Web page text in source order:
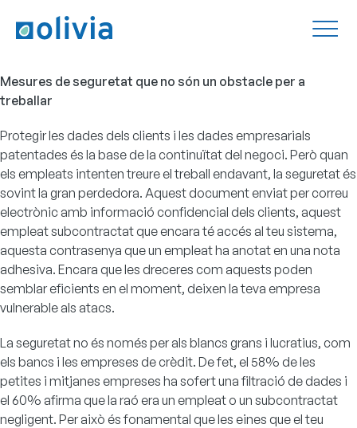
Mesures de seguretat que no són un obstacle per a
treballar
Protegir les dades dels clients i les dades empresarials
patentades és la base de la continuïtat del negoci. Però quan
els empleats intenten treure el treball endavant, la seguretat és
sovint la gran perdedora. Aquest document enviat per correu
electrònic amb informació confidencial dels clients, aquest
empleat subcontractat que encara té accés al teu sistema,
aquesta contrasenya que un empleat ha anotat en una nota
adhesiva. Encara que les dreceres com aquests poden
semblar eficients en el moment, deixen la teva empresa
vulnerable als atacs.
La seguretat no és només per als blancs grans i lucratius, com
els bancs i les empreses de crèdit. De fet, el 58% de les
petites i mitjanes empreses ha sofert una filtració de dades i
el 60% afirma que la raó era un empleat o un subcontractat
negligent. Per això és fonamental que les eines que el teu